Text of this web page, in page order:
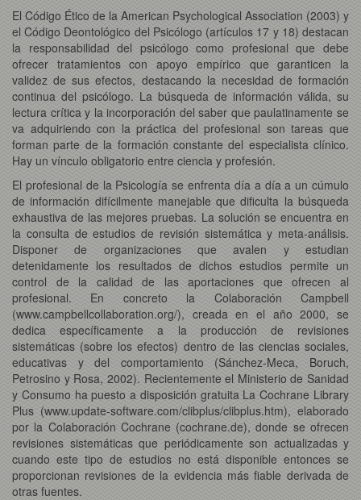
El Código Ético de la American Psychological Association (2003) y
el Código Deontológico del Psicólogo (artículos 17 y 18) destacan
la responsabilidad del psicólogo como profesional que debe
ofrecer tratamientos con apoyo empírico que garanticen la
validez de sus efectos, destacando la necesidad de formación
continua del psicólogo. La búsqueda de información válida, su
lectura crítica y la incorporación del saber que paulatinamente se
va adquiriendo con la práctica del profesional son tareas que
forman parte de la formación constante del especialista clínico.
Hay un vínculo obligatorio entre ciencia y profesión.
El profesional de la Psicología se enfrenta día a día a un cúmulo
de información difícilmente manejable que dificulta la búsqueda
exhaustiva de las mejores pruebas. La solución se encuentra en
la consulta de estudios de revisión sistemática y meta-análisis.
Disponer de organizaciones que avalen y estudian
detenidamente los resultados de dichos estudios permite un
control de la calidad de las aportaciones que ofrecen al
profesional. En concreto la Colaboración Campbell
(www.campbellcollaboration.org/), creada en el año 2000, se
dedica específicamente a la producción de revisiones
sistemáticas (sobre los efectos) dentro de las ciencias sociales,
educativas y del comportamiento (Sánchez-Meca, Boruch,
Petrosino y Rosa, 2002). Recientemente el Ministerio de Sanidad
y Consumo ha puesto a disposición gratuita La Cochrane Library
Plus (www.update-software.com/clibplus/clibplus.htm), elaborado
por la Colaboración Cochrane (cochrane.de), donde se ofrecen
revisiones sistemáticas que periódicamente son actualizadas y
cuando este tipo de estudios no está disponible entonces se
proporcionan revisiones de la evidencia más fiable derivada de
otras fuentes.